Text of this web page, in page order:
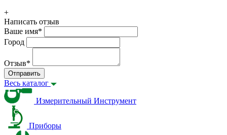
+
Написать отзыв
Ваше имя*
Город
Отзыв*
Отправить
Весь каталог
Измерительный Инструмент
Приборы